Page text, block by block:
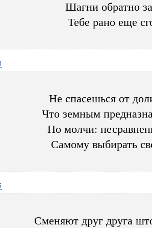
Шагни обратно
Тебе рано еще
Не спасешься от
Что земным
Но молчи:
Самому выбирать
Сменяют друг друга